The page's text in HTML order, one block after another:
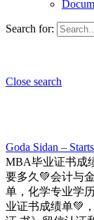
Search for:
Close search
Goda Sidan –
MBA毕业证书成
要多久💚会计与
单，化学专业学
业证书成绩单💚